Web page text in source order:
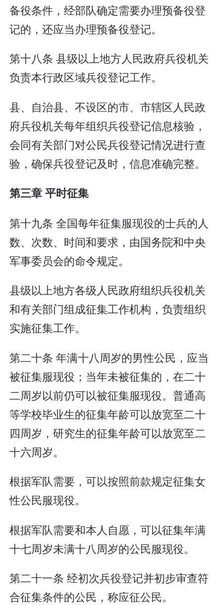
备役条件，经部队确定需要办理预备役登
记的，还应当办理预备役登记。
第十八条 县级以上地方人民政府兵役机关
负责本行政区域兵役登记工作。
县、自治县、不设区的市、市辖区人民政
府兵役机关每年组织兵役登记信息核验，
会同有关部门对公民兵役登记情况进行查
验，确保兵役登记及时，信息准确完整。
第三章 平时征集
第十九条 全国每年征集服现役的士兵的人
数、次数、时间和要求，由国务院和中央
军事委员会的命令规定。
县级以上地方各级人民政府组织兵役机关
和有关部门组成征集工作机构，负责组织
实施征集工作。
第二十条 年满十八周岁的男性公民，应当
被征集服现役；当年未被征集的，在二十
二周岁以前仍可以被征集服现役。普通高
等学校毕业生的征集年龄可以放宽至二十
四周岁，研究生的征集年龄可以放宽至二
十六周岁。
根据军队需要，可以按照前款规定征集女
性公民服现役。
根据军队需要和本人自愿，可以征集年满
十七周岁未满十八周岁的公民服现役。
第二十一条 经初次兵役登记并初步审查符
合征集条件的公民，称应征公民。